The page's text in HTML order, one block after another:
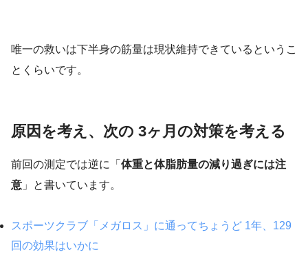
唯一の救いは下半身の筋量は現状維持できているというこ
とくらいです。
原因を考え、次の 3ヶ月の対策を考える
前回の測定では逆に「 体重と体脂肪量の減り過ぎには注
意 」と書いています。
スポーツクラブ「メガロス」に通ってちょうど 1年、129
回の効果はいかに